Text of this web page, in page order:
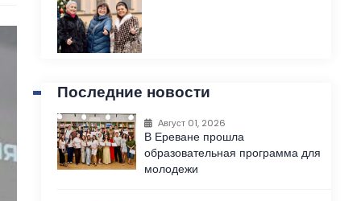
Последние новости
Август 01, 2026
В Ереване прошла
образовательная программа для
молодежи